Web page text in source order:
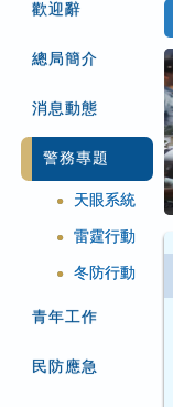
歡迎辭
總局簡介
消息動態
警務專題
● 天眼系統
● 雷霆行動
● 冬防行動
青年工作
民防應急